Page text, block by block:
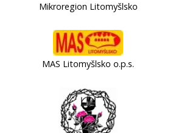
Mikroregion Litomyšlsko
MAS Litomyšlsko o.p.s.